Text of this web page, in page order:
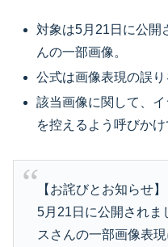
対象は5月21日に公開
んの一部画像。
公式は画像表現の誤
該当画像に関して、
を控えるよう呼びかけ
【お詫びとお知らせ】
5月21日に公開されま
スさんの一部画像表